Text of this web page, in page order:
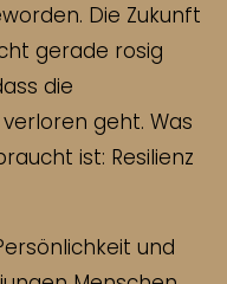
Die Zukunft
gerade rosig
die
geht. Was
ist: Resilienz
und